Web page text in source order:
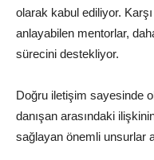
olarak kabul ediliyor.
anlayabilen mentorlar,
sürecini destekliyor.
Doğru iletişim sayesinde
danışan arasındaki
sağlayan önemli unsurlar